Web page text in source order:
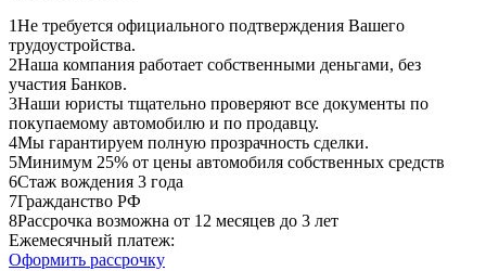
1Не требуется официального подтверждения Вашего
трудоустройства.
2Наша компания работает собственными деньгами, без
участия Банков.
3Наши юристы тщательно проверяют все документы по
покупаемому автомобилю и по продавцу.
4Мы гарантируем полную прозрачность сделки.
5Минимум 25% от цены автомобиля собственных средств
6Стаж вождения 3 года
7Гражданство РФ
8Рассрочка возможна от 12 месяцев до 3 лет
Ежемесячный платеж:
Оформить рассрочку